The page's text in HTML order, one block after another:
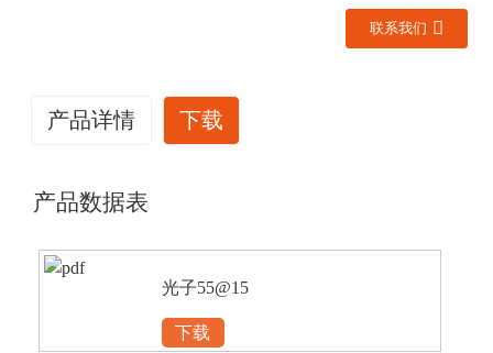
联系我们
产品详情 下载
产品数据表
光子55@15
下载